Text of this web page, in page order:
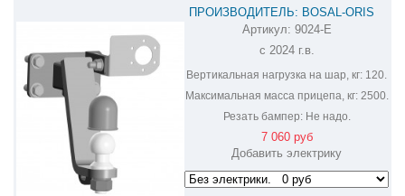
ПРОИЗВОДИТЕЛЬ: BOSAL-ORIS
ФАРКОП НА HAVAL H9 9024-E
Артикул: 9024-E
с 2024 г.в.
Вертикальная нагрузка на шар, кг: 120.
Максимальная масса прицепа, кг:2500.
Резать бампер:Не надо.
7 060 руб
Добавить электрику